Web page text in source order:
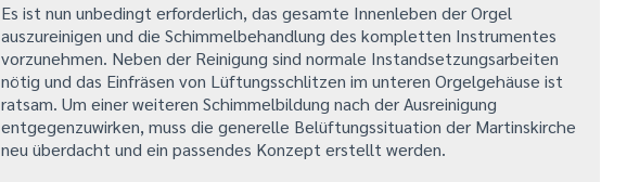
Es ist nun unbedingt erforderlich, das gesamte Innenleben der Orgel
auszureinigen und die Schimmelbehandlung des kompletten Instrumentes
vorzunehmen. Neben der Reinigung sind normale Instandsetzungsarbeiten
nötig und das Einfräsen von Lüftungsschlitzen im unteren Orgelgehäuse ist
ratsam. Um einer weiteren Schimmelbildung nach der Ausreinigung
entgegenzuwirken, muss die generelle Belüftungssituation der Martinskirche
neu überdacht und ein passendes Konzept erstellt werden.